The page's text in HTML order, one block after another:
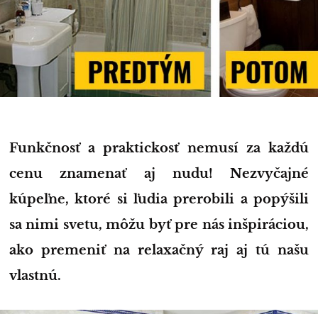
Funkčnosť a praktickosť nemusí za každú
cenu znamenať aj nudu! Nezvyčajné
kúpeľne, ktoré si ľudia prerobili a popýšili
sa nimi svetu, môžu byť pre nás inšpiráciou,
ako premeniť na relaxačný raj aj tú našu
vlastnú.